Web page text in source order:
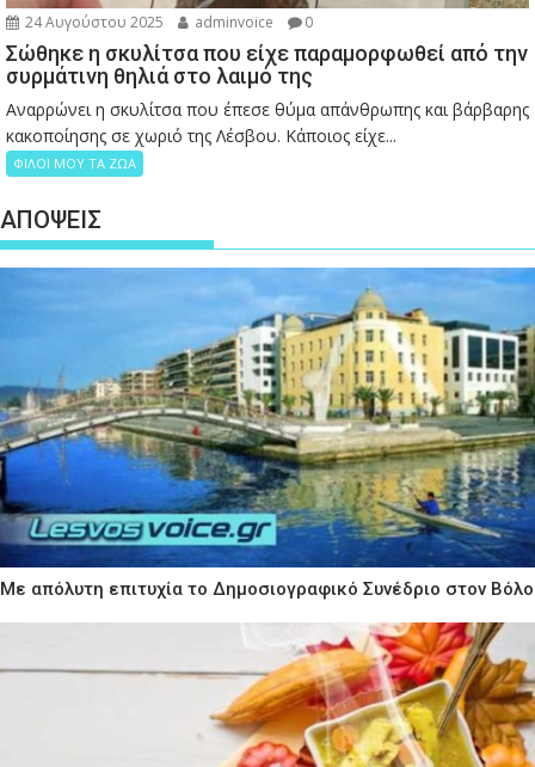
24 Αυγούστου 2025 adminvoice 0
Σώθηκε η σκυλίτσα που είχε παραμορφωθεί από την
συρμάτινη θηλιά στο λαιμό της
Αναρρώνει η σκυλίτσα που έπεσε θύμα απάνθρωπης και βάρβαρης
κακοποίησης σε χωριό της Λέσβου. Κάποιος είχε...
ΦΙΛΟΙ ΜΟΥ ΤΑ ΖΩΑ
ΑΠΟΨΕΙΣ
Με απόλυτη επιτυχία το Δημοσιογραφικό Συνέδριο στον Βόλο